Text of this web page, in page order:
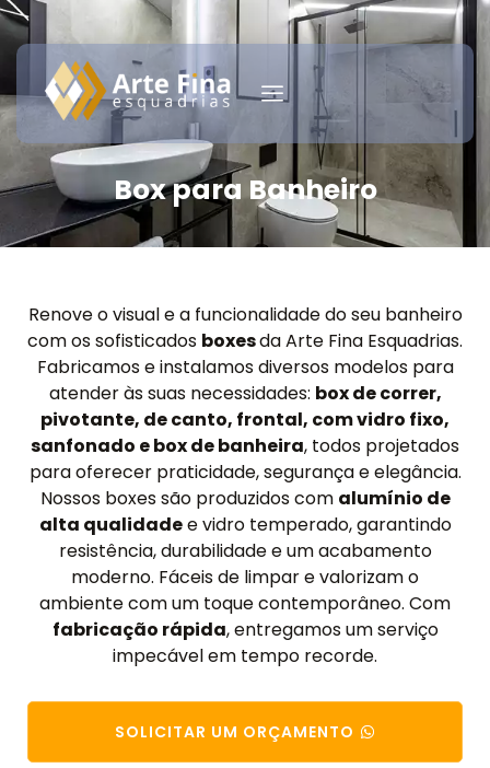
Box para Banheiro
Renove o visual e a funcionalidade do seu banheiro
com os sofisticados boxesda Arte Fina Esquadrias.
Fabricamos e instalamos diversos modelos para
atender às suas necessidades: box de correr,
pivotante, de canto, frontal, com vidro fixo,
sanfonado e box de banheira, todos projetados
para oferecer praticidade, segurança e elegância.
Nossos boxes são produzidos com alumínio de
alta qualidadee vidro temperado, garantindo
resistência, durabilidade e um acabamento
moderno. Fáceis de limpar e valorizam o
ambiente com um toque contemporâneo. Com
fabricação rápida, entregamos um serviço
impecável em tempo recorde.
SOLICITAR UM ORÇAMENTO